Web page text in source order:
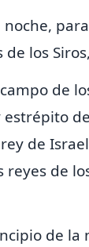
los
de
de
reyes de
de la